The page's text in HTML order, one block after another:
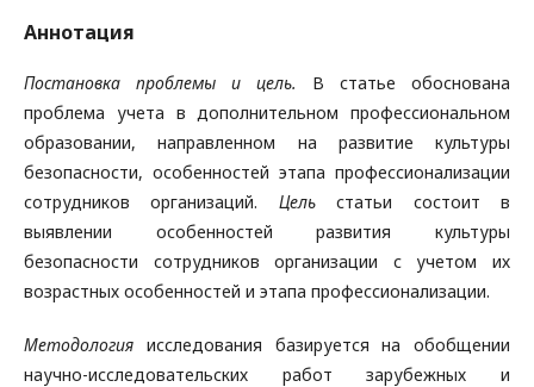
Аннотация
Постановка проблемы и цель.
В статье обоснована
проблема учета в дополнительном профессиональном
образовании, направленном на развитие культуры
безопасности, особенностей этапа профессионализации
сотрудников организаций. Цельстатьи состоит в
выявлении особенностей развития культуры
безопасности сотрудников организации с учетом их
возрастных особенностей и этапа профессионализации.
Методология исследования базируется на обобщении
научно-исследовательских работ зарубежных и